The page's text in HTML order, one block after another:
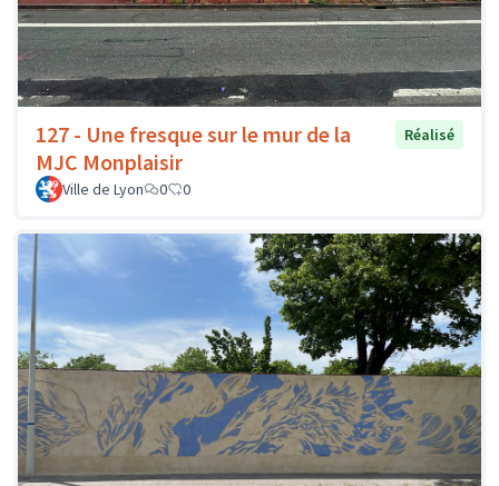
127 - Une fresque sur le mur de la
MJC Monplaisir
Réalisé
Ville de Lyon 0 0